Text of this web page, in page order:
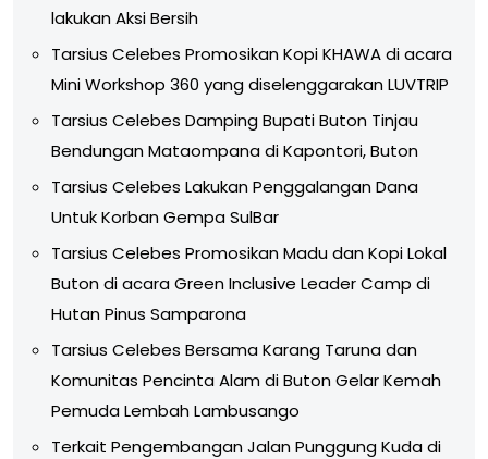
lakukan Aksi Bersih
Tarsius Celebes Promosikan Kopi KHAWA di acara
Mini Workshop 360 yang diselenggarakan LUVTRIP
Tarsius Celebes Damping Bupati Buton Tinjau
Bendungan Mataompana di Kapontori, Buton
Tarsius Celebes Lakukan Penggalangan Dana
Untuk Korban Gempa SulBar
Tarsius Celebes Promosikan Madu dan Kopi Lokal
Buton di acara Green Inclusive Leader Camp di
Hutan Pinus Samparona
Tarsius Celebes Bersama Karang Taruna dan
Komunitas Pencinta Alam di Buton Gelar Kemah
Pemuda Lembah Lambusango
Terkait Pengembangan Jalan Punggung Kuda di